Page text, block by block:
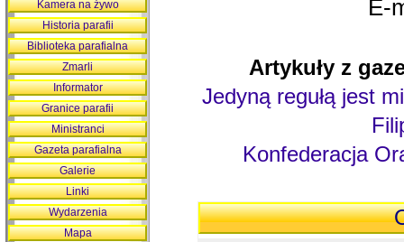
E-
Artykuły z
Jedyną regułą jest
Konfederacja
Kamera na żywo
Historia parafii
Biblioteka parafialna
Zmarli
Informator
Granice parafii
Ministranci
Gazeta parafialna
Galerie
Linki
Wydarzenia
Mapa